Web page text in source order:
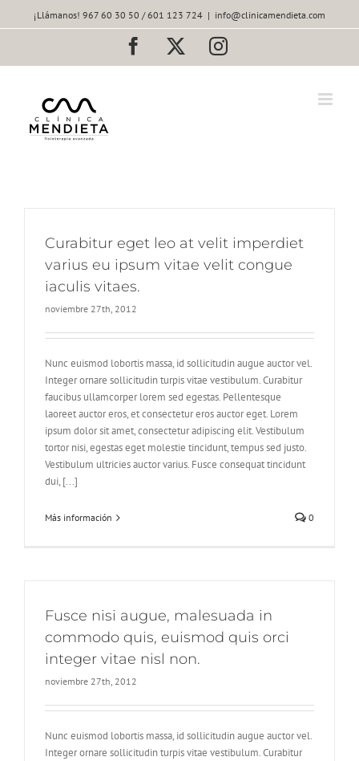
¡Llámanos! 967 60 30 50 / 601 123 724 | info@clinicamendieta.com
Facebook Instagram
Curabitur eget leo at velit imperdiet
varius eu ipsum vitae velit congue
iaculis vitaes.
noviembre 27th, 2012
Nunc euismod lobortis massa, id sollicitudin augue auctor vel.
Integer ornare sollicitudin turpis vitae vestibulum. Curabitur
faucibus ullamcorper lorem sed egestas. Pellentesque
laoreet auctor eros, et consectetur eros auctor eget. Lorem
ipsum dolor sit amet, consectetur adipiscing elit. Vestibulum
tortor nisi, egestas eget molestie tincidunt, tempus sed justo.
Vestibulum ultricies auctor varius. Fusce consequat tincidunt
dui, [...]
Más información 0
Fusce nisi augue, malesuada in
commodo quis, euismod quis orci
integer vitae nisl non.
noviembre 27th, 2012
Nunc euismod lobortis massa, id sollicitudin augue auctor vel.
Integer ornare sollicitudin turpis vitae vestibulum. Curabitur